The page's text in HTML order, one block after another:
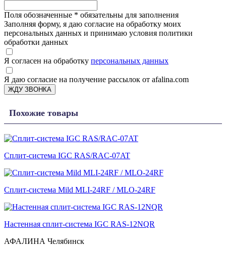
Поля обозначенные * обязательны для заполнения
Заполняя форму, я даю согласие на обработку моих
персональных данных и принимаю условия политики
обработки данных
Я согласен на обработку персональных данных
Я даю согласие на получение рассылок от afalina.com
ЖДУ ЗВОНКА
Похожие товары
Сплит-система IGC RAS/RAC-07AT
Cплит-система Mild MLI-24RF / MLO-24RF
Настенная сплит-система IGC RAS-12NQR
АФАЛИНА Челябинск